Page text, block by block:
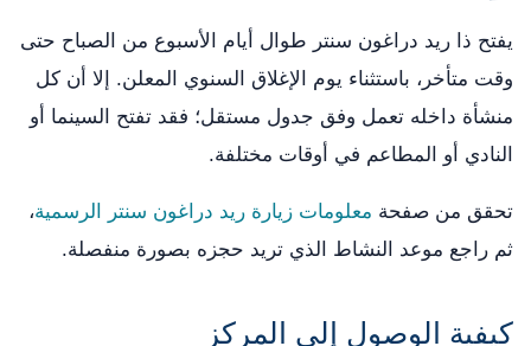
يفتح ذا ريد دراغون سنتر طوال أيام الأسبوع من الصباح حتى
وقت متأخر، باستثناء يوم الإغلاق السنوي المعلن. إلا أن كل
منشأة داخله تعمل وفق جدول مستقل؛ فقد تفتح السينما أو
النادي أو المطاعم في أوقات مختلفة.
تحقق من صفحة معلومات زيارة ريد دراغون سنتر الرسمية،
ثم راجع موعد النشاط الذي تريد حجزه بصورة منفصلة.
كيفية الوصول إلى المركز